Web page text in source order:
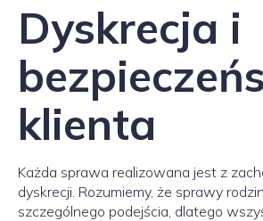
Dyskrecja i
klienta
Każda sprawa realizowana jest z
dyskrecji. Rozumiemy, że sprawy
szczególnego podejścia, dlatego